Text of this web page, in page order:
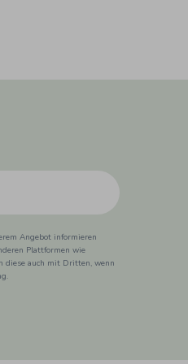
Angebot informieren
Plattformen wie
diese auch mit Dritten, wenn